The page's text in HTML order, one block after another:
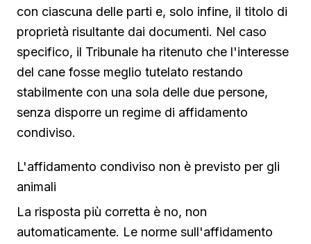
con ciascuna delle parti e, solo infine, il titolo di
proprietà risultante dai documenti. Nel caso
specifico, il Tribunale ha ritenuto che l'interesse
del cane fosse meglio tutelato restando
stabilmente con una sola delle due persone,
senza disporre un regime di affidamento
condiviso.
L'affidamento condiviso non è previsto per gli
animali
La risposta più corretta è no, non
automaticamente. Le norme sull'affidamento